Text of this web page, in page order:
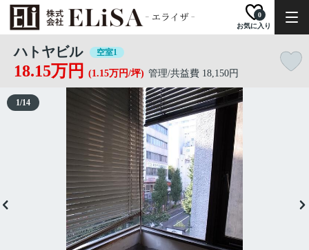
お気に入り
0
ハトヤビル 空室1
18.15万円 (1.15万円/坪) 管理/共益費 18,150円
1/14